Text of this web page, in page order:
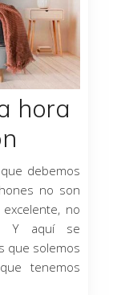
hora
debemos
no son
no
Y aquí se
que solemos
tenemos